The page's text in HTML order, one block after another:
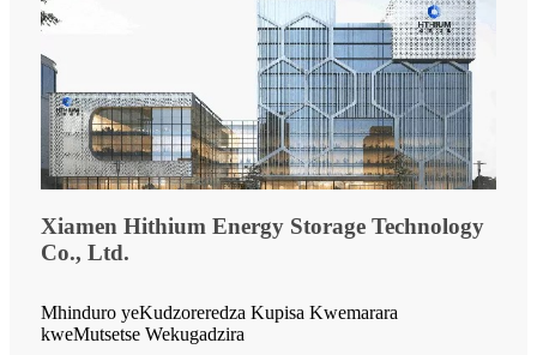
Xiamen Hithium Energy Storage Technology
Co., Ltd.
Mhinduro yeKudzoreredza Kupisa Kwemarara
kweMutsetse Wekugadzira